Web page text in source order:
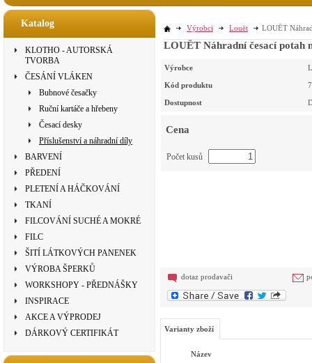
Katalog
KLOTHO - AUTORSKÁ
TVORBA
ČESÁNÍ VLÁKEN
Bubnové česačky
Ruční kartáče a hřebeny
Česací desky
Příslušenství a náhradní díly
BARVENÍ
PŘEDENÍ
PLETENÍ A HÁČKOVÁNÍ
TKANÍ
FILCOVÁNÍ SUCHÉ A MOKRÉ
FILC
ŠITÍ LÁTKOVÝCH PANENEK
VÝROBA ŠPERKŮ
WORKSHOPY - PŘEDNÁŠKY
INSPIRACE
AKCE A VÝPRODEJ
DÁRKOVÝ CERTIFIKÁT
Výrobci Louët LOUËT
LOUËT Náhradní česací potah
Výrobce
Kód produktu
Dostupnost
Cena
Počet kusů
dotaz prodavači
Varianty zboží
Název